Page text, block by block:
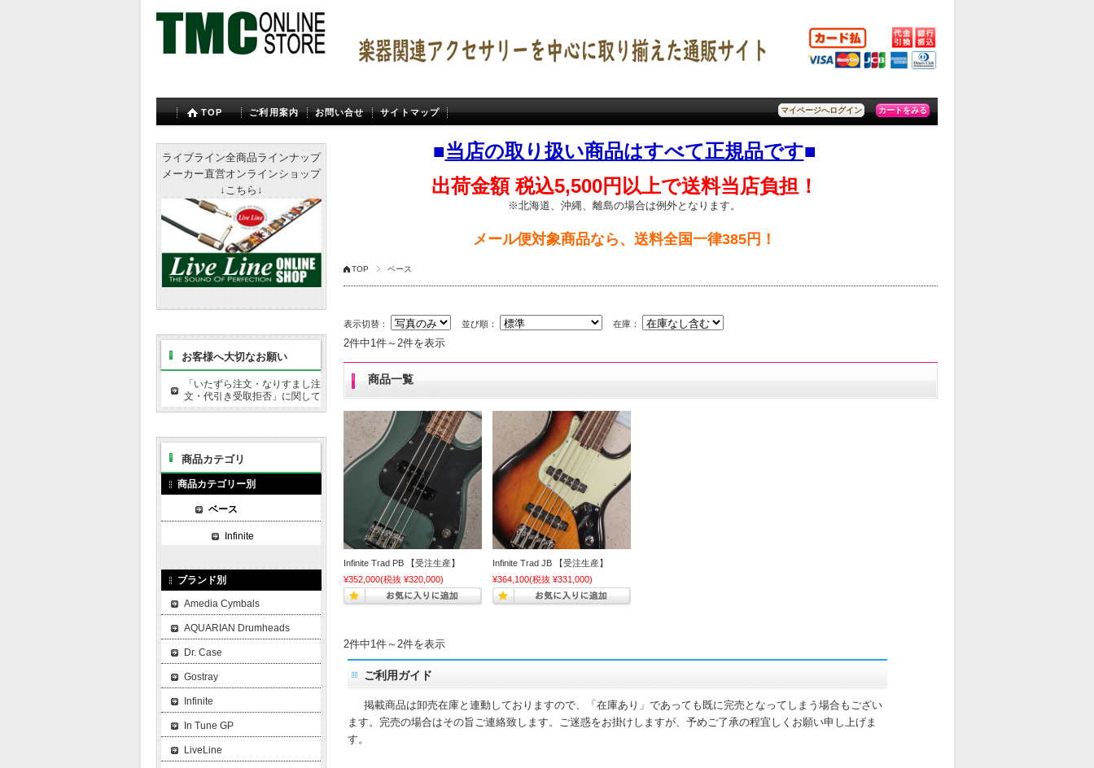
マイページへログイン カートをみる
TOP ご利用案内 お問い合せ サイトマップ
■当店の取り扱い商品はすべて正規品です■
出荷金額 税込5,500円以上で送料当店負担！
※北海道、沖縄、離島の場合は例外となります。
メール便対象商品なら、送料全国一律385円！
TOP ベース
表示切替： 並び順： 在庫：
2件中1件～2件を表示
商品一覧
Infinite Trad PB 【受注生産】
¥352,000(税抜 ¥320,000)
Infinite Trad JB 【受注生産】
¥364,100(税抜 ¥331,000)
2件中1件～2件を表示
ご利用ガイド
掲載商品は卸売在庫と連動しておりますので、「在庫あり」であっても既に完売となってしまう場合もござい
ます。完売の場合はその旨ご連絡致します。ご迷惑をお掛けしますが、予めご了承の程宜しくお願い申し上げま
す。
ライブライン全商品ラインナップ
メーカー直営オンラインショップ
↓こちら↓
お客様へ大切なお願い
「いたずら注文・なりすまし注
文・代引き受取拒否」に関して
商品カテゴリ
商品カテゴリー別
ベース
Infinite
ブランド別
Amedia Cymbals
AQUARIAN Drumheads
Dr. Case
Gostray
Infinite
In Tune GP
LiveLine